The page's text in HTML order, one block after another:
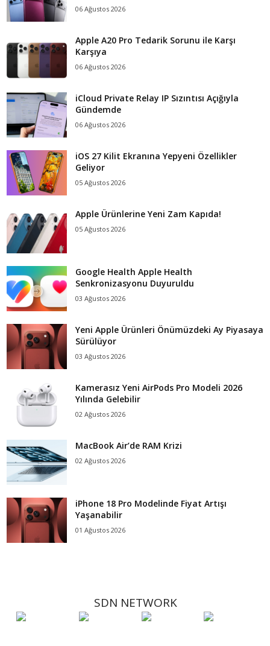
06 Ağustos 2026
Apple A20 Pro Tedarik Sorunu ile Karşı
Karşıya
06 Ağustos 2026
iCloud Private Relay IP Sızıntısı Açığıyla
Gündemde
06 Ağustos 2026
iOS 27 Kilit Ekranına Yepyeni Özellikler
Geliyor
05 Ağustos 2026
Apple Ürünlerine Yeni Zam Kapıda!
05 Ağustos 2026
Google Health Apple Health
Senkronizasyonu Duyuruldu
03 Ağustos 2026
Yeni Apple Ürünleri Önümüzdeki Ay Piyasaya
Sürülüyor
03 Ağustos 2026
Kamerasız Yeni AirPods Pro Modeli 2026
Yılında Gelebilir
02 Ağustos 2026
MacBook Air’de RAM Krizi
02 Ağustos 2026
iPhone 18 Pro Modelinde Fiyat Artışı
Yaşanabilir
01 Ağustos 2026
SDN NETWORK